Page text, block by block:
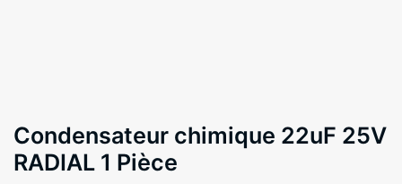
Condensateur chimique 22uF 25V
RADIAL 1 Pièce